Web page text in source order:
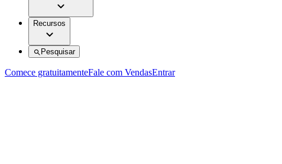
Recursos
Pesquisar
Comece gratuitamenteFale com VendasEntrar